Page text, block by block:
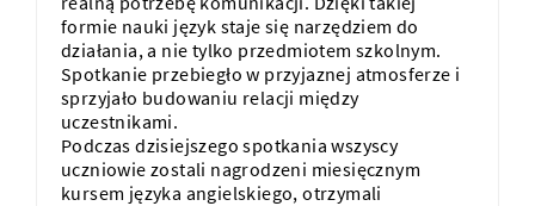
formie nauki język staje się narzędziem do
działania, a nie tylko przedmiotem szkolnym.
Spotkanie przebiegło w przyjaznej atmosferze i
sprzyjało budowaniu relacji między
uczestnikami.
Podczas dzisiejszego spotkania wszyscy
uczniowie zostali nagrodzeni miesięcznym
kursem języka angielskiego, otrzymali